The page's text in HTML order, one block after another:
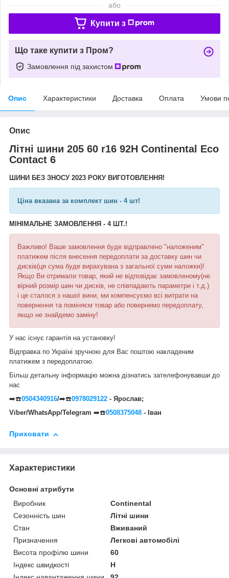
або
Купити з
Що таке купити з Пром?
Замовлення під захистом
Опис Характеристики Доставка Оплата Умови
Опис
Літні шини 205 60 r16 92H Continental Eco
Contact 6
ШИНИ БЕЗ ЗНОСУ 2023 РОКУ ВИГОТОВЛЕННЯ!
Ціна вказана за комплект шин - 4 шт!
МІНІМАЛЬНЕ ЗАМОВЛЕННЯ - 4 ШТ.!
Важливо! Ваше замовлення буде відправлено "наложеним"
платижем після внесення передоплати за доставку шин чи
дисків(ця сума буде вирахувана з загальної суми наложки)!
Якщо Ви отримали товар, який не відповідає замовленому(не
вірний розмір шин чи дисків, не співпадають параметри і т.д.)
і це сталося з нашої вини, ми компенсуємо всі витрати на
повернення та поміняєм товар або повернемо передоплату,
якщо не знайдемо заміну!
У нас існує гарантія на установку!
Відправка по Україні зручною для Вас поштою накладеним
платижем з передоплатою.
Більш детальну інформацію можна дізнатись зателефонувавши до
нас
➡️☎️0504340916/➡️☎️0978029122 - Ярослав;
Viber/WhatsApp/Telegram ➡️☎️0508375048 - Іван
Приховати
Характеристики
Основні атрибути
Виробник
Continental
Сезонність шин
Літні шини
Стан
Вживаний
Призначення
Легкові автомобілі
Висота профілю шини
60
Індекс швидкості
H